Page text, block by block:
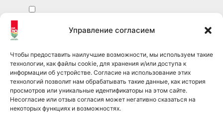
Управление согласием
Чтобы предоставить наилучшие возможности, мы используем такие
технологии, как файлы cookie, для хранения и/или доступа к
информации об устройстве. Согласие на использование этих
технологий позволит нам обрабатывать такие данные, как история
просмотров или уникальные идентификаторы на этом сайте.
Несогласие или отзыв согласия может негативно сказаться на
некоторых функциях и возможностях.
конфиденциальности
Подписывайтесь на нас в соцсетях